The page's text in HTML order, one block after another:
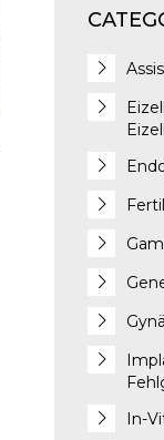
In-